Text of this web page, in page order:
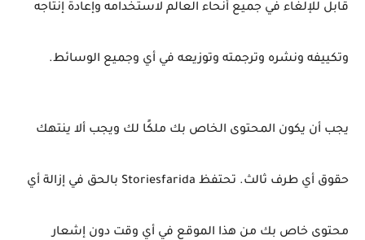
قابل للإلغاء في جميع أنحاء العالم لاستخدامه وإعادة إنتاجه
وتكييفه ونشره وترجمته وتوزيعه في أي وجميع الوسائط.
يجب أن يكون المحتوى الخاص بك ملكًا لك ويجب ألا ينتهك
حقوق أي طرف ثالث. تحتفظ Storiesfarida بالحق في إزالة أي
محتوى خاص بك من هذا الموقع في أي وقت دون إشعار